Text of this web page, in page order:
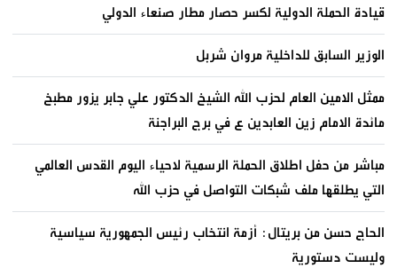
قيادة الحملة الدولية لكسر حصار مطار صنعاء الدولي
الوزير السابق للداخلية مروان شربل
ممثل الامين العام لحزب الله الشيخ الدكتور علي جابر يزور مطبخ
مائدة الامام زين العابدين ع في برج البراجنة
مباشر من حفل اطلاق الحملة الرسمية لاحياء اليوم القدس العالمي
التي يطلقها ملف شبكات التواصل في حزب الله
الحاج حسن من بريتال: أزمة انتخاب رئيس الجمهورية سياسية
وليست دستورية